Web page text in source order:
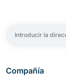
Compañía